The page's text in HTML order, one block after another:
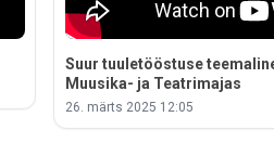
Suur tuuletööstuse
Muusika- ja Teatrimajas
26. märts 2025 12:05